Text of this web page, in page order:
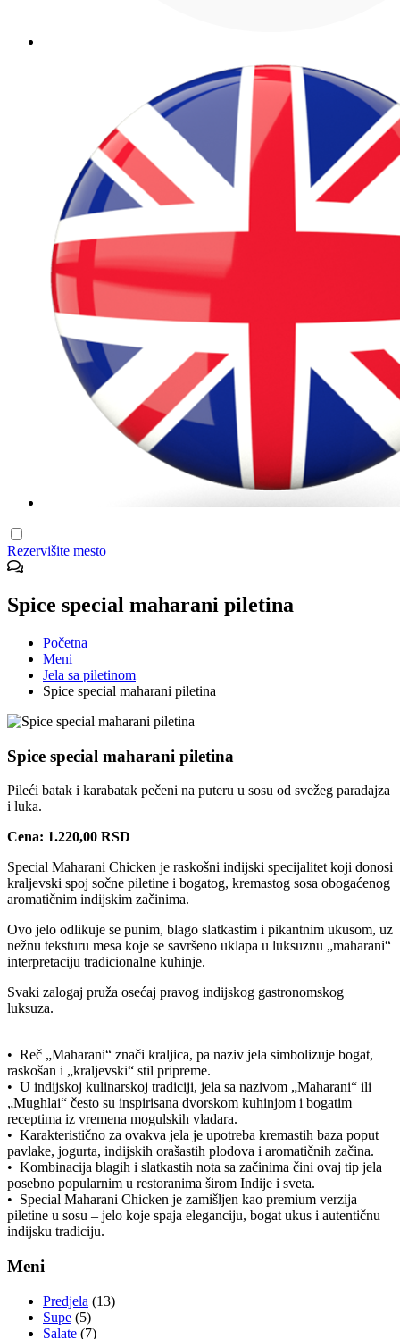
Rezervišite mesto
Spice special maharani piletina
Početna
Meni
Jela sa piletinom
Spice special maharani piletina
Spice special maharani piletina
Pileći batak i karabatak pečeni na puteru u sosu od svežeg paradajza
i luka.
Cena: 1.220,00 RSD
Special Maharani Chicken je raskošni indijski specijalitet koji donosi
kraljevski spoj sočne piletine i bogatog, kremastog sosa obogaćenog
aromatičnim indijskim začinima.
Ovo jelo odlikuje se punim, blago slatkastim i pikantnim ukusom, uz
nežnu teksturu mesa koje se savršeno uklapa u luksuznu „maharani“
interpretaciju tradicionalne kuhinje.
Svaki zalogaj pruža osećaj pravog indijskog gastronomskog
luksuza.
• Reč „Maharani“ znači kraljica, pa naziv jela simbolizuje bogat,
raskošan i „kraljevski“ stil pripreme.
• U indijskoj kulinarskoj tradiciji, jela sa nazivom „Maharani“ ili
„Mughlai“ često su inspirisana dvorskom kuhinjom i bogatim
receptima iz vremena mogulskih vladara.
• Karakteristično za ovakva jela je upotreba kremastih baza poput
pavlake, jogurta, indijskih orašastih plodova i aromatičnih začina.
• Kombinacija blagih i slatkastih nota sa začinima čini ovaj tip jela
posebno popularnim u restoranima širom Indije i sveta.
• Special Maharani Chicken je zamišljen kao premium verzija
piletine u sosu – jelo koje spaja eleganciju, bogat ukus i autentičnu
indijsku tradiciju.
Meni
Predjela (13)
Supe (5)
Salate (7)